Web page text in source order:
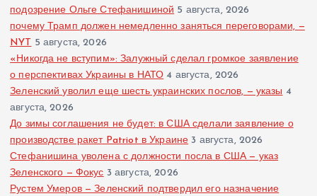
подозрение Ольге Стефанишиной 5 августа, 2026
почему Трамп должен немедленно заняться переговорами, —
NYT 5 августа, 2026
«Никогда не вступим»: Залужный сделал громкое заявление
о перспективах Украины в НАТО 4 августа, 2026
Зеленский уволил еще шесть украинских послов, — указы 4
августа, 2026
До зимы соглашения не будет: в США сделали заявление о
производстве ракет Patriot в Украине 3 августа, 2026
Стефанишина уволена с должности посла в США — указ
Зеленского — Фокус 3 августа, 2026
Рустем Умеров — Зеленский подтвердил его назначение